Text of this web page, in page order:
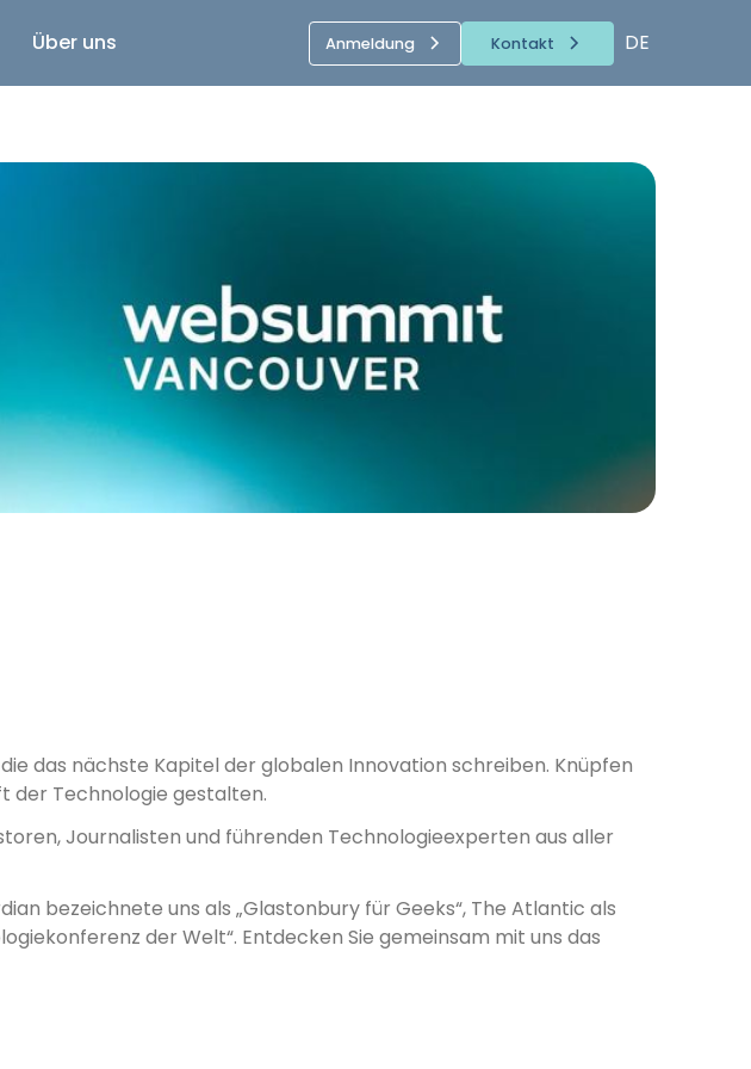
Über uns Anmeldung Kontakt DE
das nächste Kapitel der globalen Innovation schreiben. Knüpfen
der Technologie gestalten.
Journalisten und führenden Technologieexperten aus aller
bezeichnete uns als „Glastonbury für Geeks“, The Atlantic als
der Welt“. Entdecken Sie gemeinsam mit uns das